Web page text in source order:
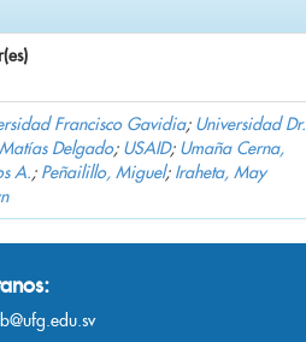
Francisco Gavidia; Universidad Dr.
Delgado; USAID; Umaña Cerna,
A.; Peñailillo, Miguel; Iraheta, May